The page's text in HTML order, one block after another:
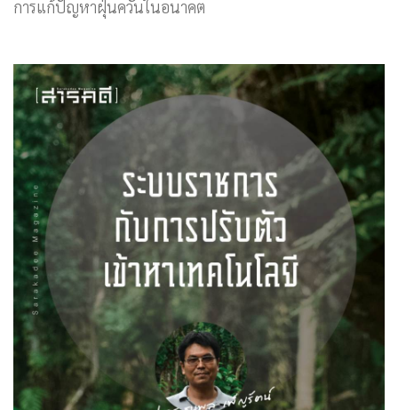
การแก้ปัญหาฝุ่นควันในอนาคต